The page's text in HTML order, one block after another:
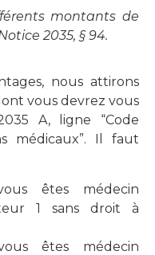
montants de
2035, § 94.
nous attirons
vous devrez vous
A, ligne “Code
médicaux”. Il faut
êtes médecin
1 sans droit à
êtes médecin